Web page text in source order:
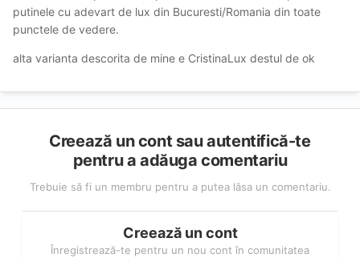
Nu știu cum e acum, după 5 ani.
De când a trecut pe WhatsApp a devenit foarte selectivă
și foarte complicat că îți cere să te prezinți.
putinele cu adevart de lux din Bucuresti/Romania din toate
punctele de vedere.
alta varianta descorita de mine e CristinaLux destul de ok
Creează un cont sau autentifică-te
pentru a adăuga comentariu
Trebuie să fi un membru pentru a putea lăsa un comentariu.
Creează un cont
Înregistrează-te pentru un nou cont în comunitatea